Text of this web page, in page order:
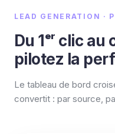
LEAD GENERATION ·
Du 1ᵉʳ clic
pilotez la
Le tableau de bord
convertit : par source,